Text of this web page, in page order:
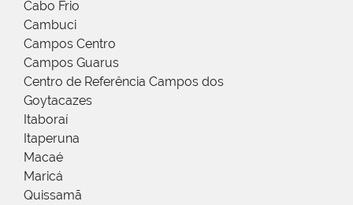
Cabo Frio
Cambuci
Campos Centro
Campos Guarus
Centro de Referência Campos dos
Goytacazes
Itaboraí
Itaperuna
Macaé
Maricá
Quissamã